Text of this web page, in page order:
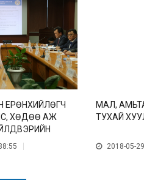
ЕРӨНХИЙЛӨГЧ
ХӨДӨӨ АЖ
МАЛ,
ТУХАЙ
2018-05-